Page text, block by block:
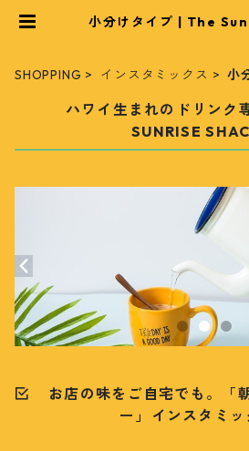
小分けタイプ | The
SHOPPING インスタミックス 小
ハワイ生まれのドリン
SUNRISE
お店の味をご自宅でも。「
ー」インスタミ